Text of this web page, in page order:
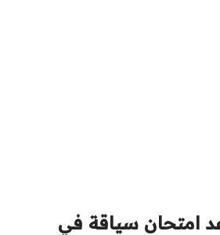
امتحان سياقة في